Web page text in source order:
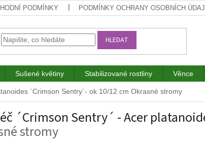
PODMÍNKY PODMÍNKY OCHRANY OSOBNÍCH
HLEDAT
Sušené květiny Stabilizované rostliny Věnce
´Crimson Sentry´- ok 10/12 cm Okrasné stromy
´Crimson Sentry´ - Acer
stromy